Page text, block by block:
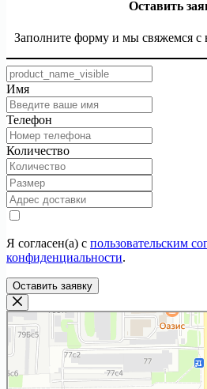
Оставить
Заполните форму и мы свяжемся
Имя
Телефон
Количество
Я согласен(а) с пользовательским
конфиденциальности.
Оставить заявку
ТекстилИта
Текстильная компания в Москве
Магазин постельных принадлежностей в Москве